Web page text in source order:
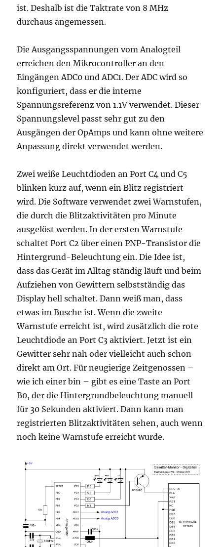
ist. Deshalb ist die Taktrate von 8 MHz
durchaus angemessen.
Die Ausgangsspannungen vom Analogteil
erreichen den Mikrocontroller an den
Eingängen ADC0 und ADC1. Der ADC wird so
konfiguriert, dass er die interne
Spannungsreferenz von 1.1V verwendet. Dieser
Spannungslevel passt sehr gut zu den
Ausgängen der OpAmps und kann ohne weitere
Anpassung direkt verwendet werden.
Zwei weiße Leuchtdioden an Port C4 und C5
blinken kurz auf, wenn ein Blitz registriert
wird. Die Software verwendet zwei Warnstufen,
die durch die Blitzaktivitäten pro Minute
ausgelöst werden. In der ersten Warnstufe
schaltet Port C2 über einen PNP-Transistor die
Hintergrund-Beleuchtung ein. Die Idee ist,
dass das Gerät im Alltag ständig läuft und beim
Aufziehen von Gewittern selbstständig das
Display hell schaltet. Dann weiß man, dass
etwas im Busche ist. Wenn die zweite
Warnstufe erreicht ist, wird zusätzlich die rote
Leuchtdiode an Port C3 aktiviert. Jetzt ist ein
Gewitter sehr nah oder vielleicht auch schon
direkt am Ort. Für neugierige Zeitgenossen –
wie ich einer bin – gibt es eine Taste an Port
B0, der die Hintergrund­beleuchtung manuell
für 30 Sekunden aktiviert. Dann kann man
registrierten Blitzaktivitäten sehen, auch wenn
noch keine Warnstufe erreicht wurde.